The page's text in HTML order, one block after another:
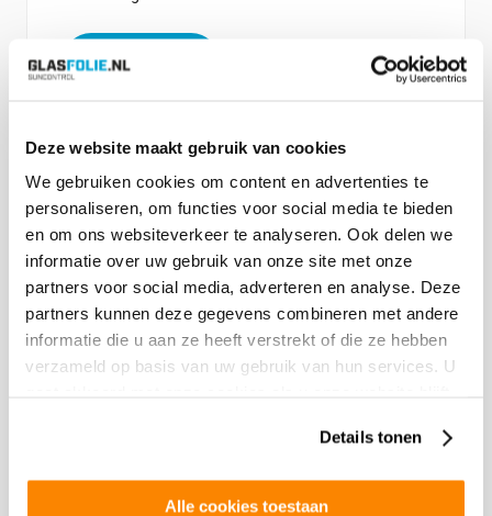
Deze website maakt gebruik van cookies
We gebruiken cookies om content en advertenties te
personaliseren, om functies voor social media te bieden
en om ons websiteverkeer te analyseren. Ook delen we
informatie over uw gebruik van onze site met onze
partners voor social media, adverteren en analyse. Deze
partners kunnen deze gegevens combineren met andere
informatie die u aan ze heeft verstrekt of die ze hebben
verzameld op basis van uw gebruik van hun services. U
Details tonen
Alle cookies toestaan
Bestel product
44.00
Safety Matt Clear
Matte scherfbindende Veiligheids/Privacy filmsoort.
In principe geschikt voor elk type glas.